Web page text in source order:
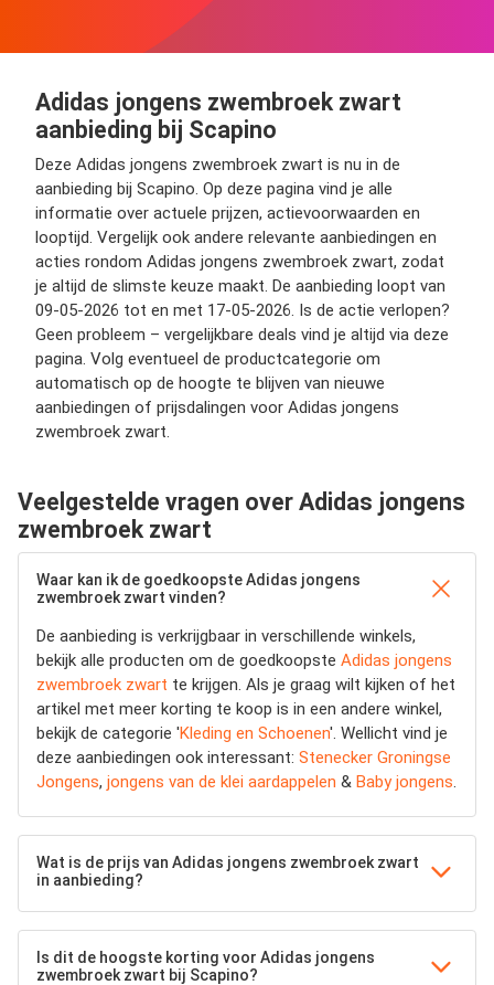
Adidas jongens zwembroek zwart
aanbieding bij Scapino
Deze Adidas jongens zwembroek zwart is nu in de
aanbieding bij Scapino. Op deze pagina vind je alle
informatie over actuele prijzen, actievoorwaarden en
looptijd. Vergelijk ook andere relevante aanbiedingen en
acties rondom Adidas jongens zwembroek zwart, zodat
je altijd de slimste keuze maakt. De aanbieding loopt van
09-05-2026 tot en met 17-05-2026. Is de actie verlopen?
Geen probleem – vergelijkbare deals vind je altijd via deze
pagina. Volg eventueel de productcategorie om
automatisch op de hoogte te blijven van nieuwe
aanbiedingen of prijsdalingen voor Adidas jongens
zwembroek zwart.
Veelgestelde vragen over Adidas jongens
zwembroek zwart
Waar kan ik de goedkoopste Adidas jongens
zwembroek zwart vinden?
De aanbieding is verkrijgbaar in verschillende winkels,
bekijk alle producten om de goedkoopste Adidas jongens
zwembroek zwart te krijgen. Als je graag wilt kijken of het
artikel met meer korting te koop is in een andere winkel,
bekijk de categorie 'Kleding en Schoenen'. Wellicht vind je
deze aanbiedingen ook interessant: Stenecker Groningse
Jongens, jongens van de klei aardappelen & Baby jongens.
Wat is de prijs van Adidas jongens zwembroek zwart
in aanbieding?
Is dit de hoogste korting voor Adidas jongens
zwembroek zwart bij Scapino?